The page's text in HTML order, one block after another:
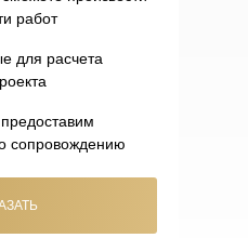
работ
для расчета
сопровождению